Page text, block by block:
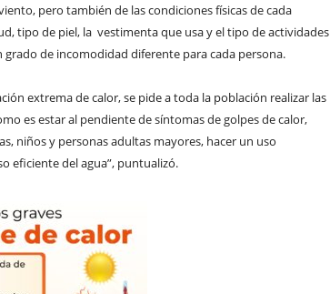
pero también de las condiciones físicas de cada
tipo de piel, la vestimenta que usa y el tipo de actividades
de incomodidad diferente para cada persona.
extrema de calor, se pide a toda la población realizar las
es estar al pendiente de síntomas de golpes de calor,
niños y personas adultas mayores, hacer un uso
eficiente del agua”, puntualizó.